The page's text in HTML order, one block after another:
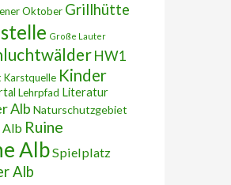
Oktober Grillhütte
Große Lauter
HW1
Karstquelle Kinder
Lehrpfad Literatur
Alb Naturschutzgebiet
Alb Ruine
AlbSpielplatz
Alb